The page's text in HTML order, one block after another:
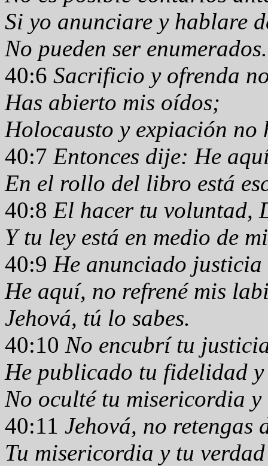
Si yo anunciare y hablare
No pueden ser enumerados.
40:6 Sacrificio y ofrenda
Has abierto mis oídos;
Holocausto y expiación no
40:7 Entonces dije: He
En el rollo del libro está
40:8 El hacer tu voluntad,
Y tu ley está en medio de
40:9 He anunciado
He aquí, no refrené mis
Jehová, tú lo sabes.
40:10 No encubrí tu
He publicado tu fidelidad
No oculté tu misericordia
40:11 Jehová, no retengas
Tu misericordia y tu